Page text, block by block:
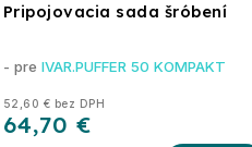
Pripojovacia sada šróbení
52,60 € bez DPH
64,70 €
- pre IVAR.PUFFER 50 KOMPAKT